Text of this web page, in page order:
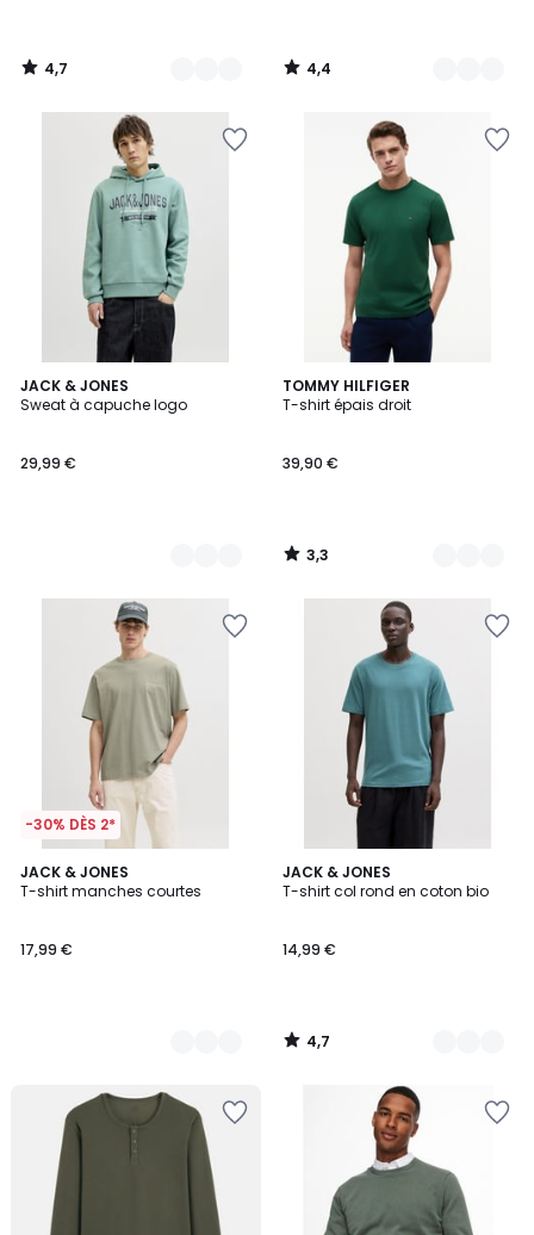
4,7
/
4,4
/
JACK & JONES
Sweat à capuche logo
29,99 €
4
Couleurs
TOMMY HILFIGER
T-shirt épais droit
39,90 €
3,3
/ 5
7
Couleurs
3,3
/
-30% DÈS 2*
JACK & JONES
T-shirt manches courtes
17,99 €
3
Couleurs
JACK & JONES
T-shirt col rond en coton bio
14,99 €
4,7
/ 5
3
Couleurs
4,7
/